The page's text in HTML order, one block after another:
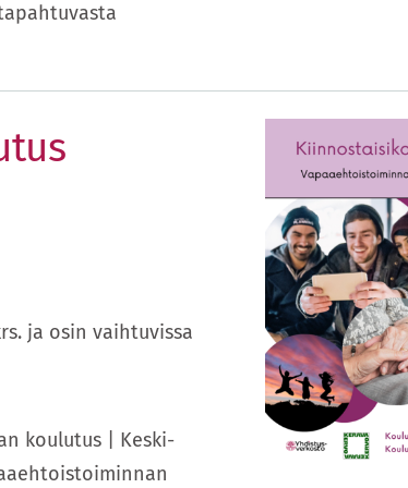
ja osin vaihtuvissa
koulutus | Keski-